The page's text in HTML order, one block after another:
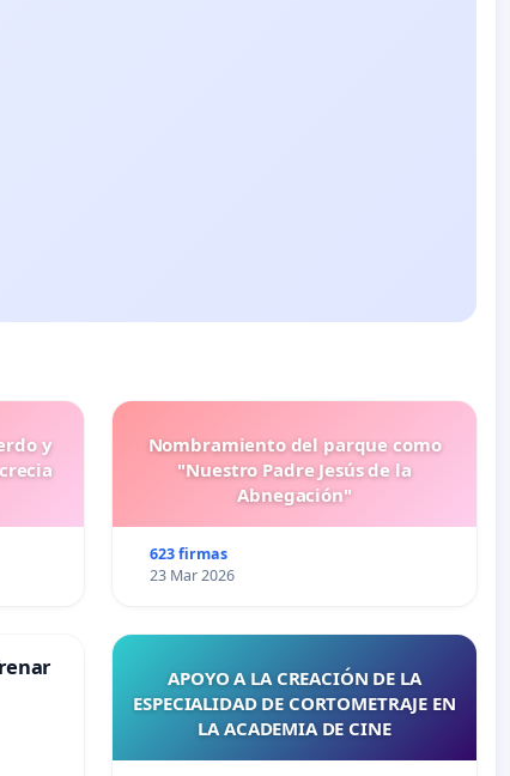
y
Nombramiento del parque como
"Nuestro Padre Jesús de la
Abnegación"
623 firmas
23 Mar 2026
APOYO A LA CREACIÓN DE LA
ESPECIALIDAD DE CORTOMETRAJE EN
LA ACADEMIA DE CINE